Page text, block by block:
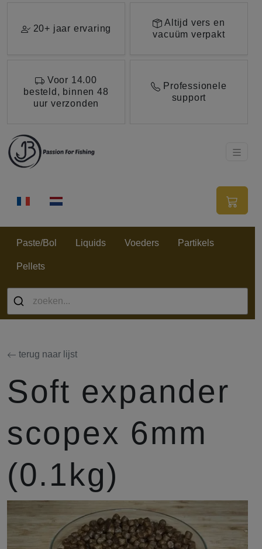
20+ jaar ervaring
Altijd vers en
vacuüm verpakt
Voor 14.00
besteld, binnen 48
uur verzonden
Professionele
support
Paste/Bol Liquids Voeders Partikels
Pellets
terug naar lijst
Soft expander
scopex 6mm
(0.1kg)